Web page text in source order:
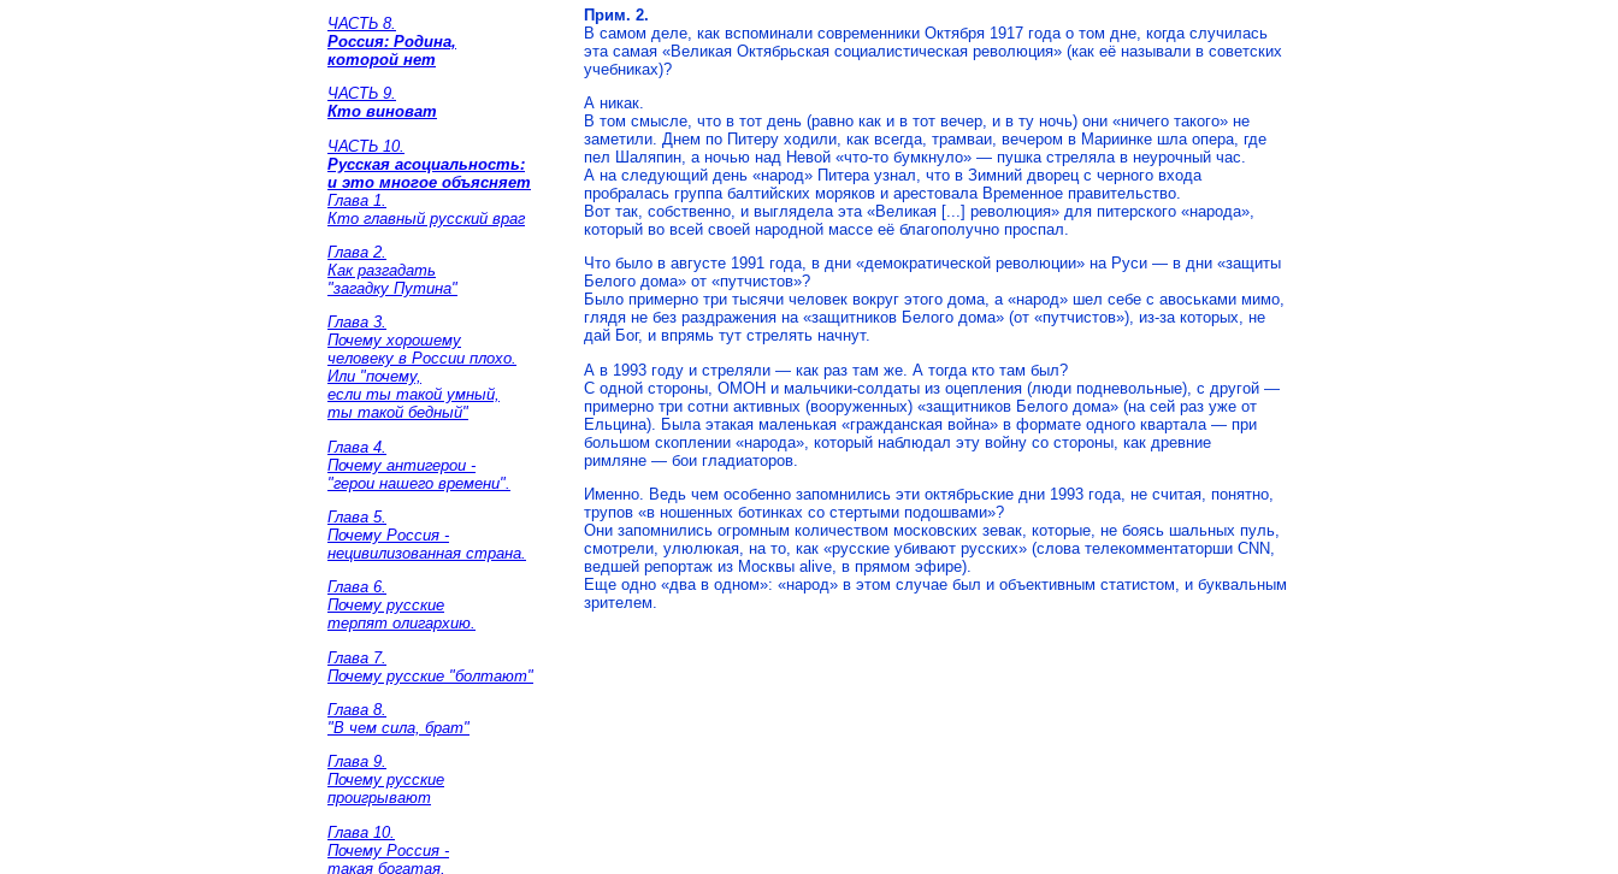
ЧАСТЬ 8.
Россия: Родина,
которой нет
ЧАСТЬ 9.
Кто виноват
ЧАСТЬ 10.
Русская асоциальность:
и это многое объясняет
Глава 1.
Кто главный русский враг
Глава 2.
Как разгадать
"загадку Путина"
Глава 3.
Почему хорошему
человеку в России плохо.
Или "почему,
если ты такой умный,
ты такой бедный"
Глава 4.
Почему антигерои -
"герои нашего времени".
Глава 5.
Почему Россия -
нецивилизованная страна.
Глава 6.
Почему русские
терпят олигархию.
Глава 7.
Почему русские "болтают"
Глава 8.
"В чем сила, брат"
Глава 9.
Почему русские
проигрывают
Глава 10.
Почему Россия -
такая богатая,
Прим. 2.
В самом деле, как вспоминали современники Октября 1917 года о том дне, когда случилась
эта самая «Великая Октябрьская социалистическая революция» (как её называли в советских
учебниках)?
А никак.
В том смысле, что в тот день (равно как и в тот вечер, и в ту ночь) они «ничего такого» не
заметили. Днем по Питеру ходили, как всегда, трамваи, вечером в Мариинке шла опера, где
пел Шаляпин, а ночью над Невой «что-то бумкнуло» — пушка стреляла в неурочный час.
А на следующий день «народ» Питера узнал, что в Зимний дворец с черного входа
пробралась группа балтийских моряков и арестовала Временное правительство.
Вот так, собственно, и выглядела эта «Великая [...] революция» для питерского «народа»,
который во всей своей народной массе её благополучно проспал.
Что было в августе 1991 года, в дни «демократической революции» на Руси — в дни «защиты
Белого дома» от «путчистов»?
Было примерно три тысячи человек вокруг этого дома, а «народ» шел себе с авоськами мимо,
глядя не без раздражения на «защитников Белого дома» (от «путчистов»), из-за которых, не
дай Бог, и впрямь тут стрелять начнут.
А в 1993 году и стреляли — как раз там же. А тогда кто там был?
С одной стороны, ОМОН и мальчики-солдаты из оцепления (люди подневольные), с другой —
примерно три сотни активных (вооруженных) «защитников Белого дома» (на сей раз уже от
Ельцина). Была этакая маленькая «гражданская война» в формате одного квартала — при
большом скоплении «народа», который наблюдал эту войну со стороны, как древние
римляне — бои гладиаторов.
Именно. Ведь чем особенно запомнились эти октябрьские дни 1993 года, не считая, понятно,
трупов «в ношенных ботинках со стертыми подошвами»?
Они запомнились огромным количеством московских зевак, которые, не боясь шальных пуль,
смотрели, улюлюкая, на то, как «русские убивают русских» (слова телекомментаторши CNN,
ведшей репортаж из Москвы alive, в прямом эфире).
Еще одно «два в одном»: «народ» в этом случае был и объективным статистом, и буквальным
зрителем.